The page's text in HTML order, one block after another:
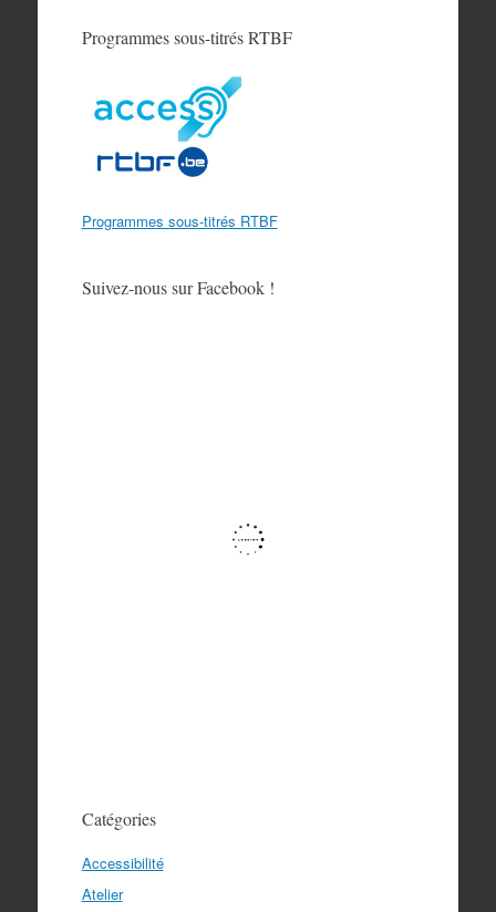
Programmes sous-titrés RTBF
Programmes sous-titrés RTBF
Suivez-nous sur Facebook !
Catégories
Accessibilité
Atelier